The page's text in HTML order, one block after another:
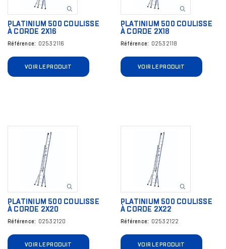
PLATINIUM 500 COULISSE
À CORDE 2X16
Référence 02532116
VOIR LE PRODUIT
PLATINIUM 500 COULISSE
À CORDE 2X18
Référence 02532118
VOIR LE PRODUIT
PLATINIUM 500 COULISSE
À CORDE 2X20
Référence 02532120
VOIR LE PRODUIT
PLATINIUM 500 COULISSE
À CORDE 2X22
Référence 02532122
VOIR LE PRODUIT